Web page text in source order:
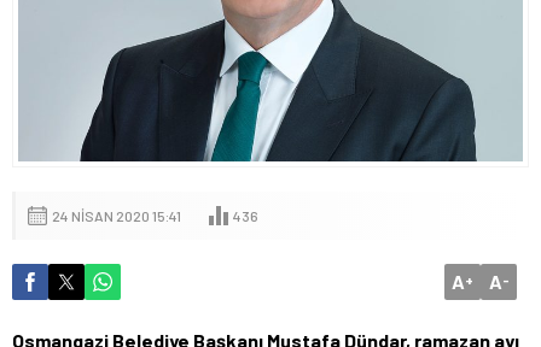
24 NISAN 2020 15:41 436
A+ A-
Osmangazi Belediye Başkanı Mustafa Dündar, ramazan ayı